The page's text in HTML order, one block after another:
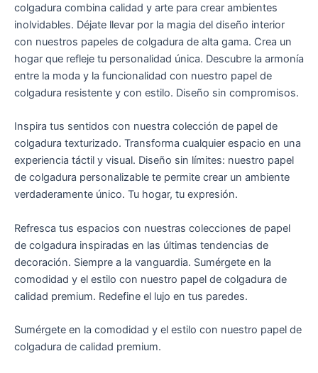
colgadura combina calidad y arte para crear ambientes
inolvidables. Déjate llevar por la magia del diseño interior
con nuestros papeles de colgadura de alta gama. Crea un
hogar que refleje tu personalidad única. Descubre la armonía
entre la moda y la funcionalidad con nuestro papel de
colgadura resistente y con estilo. Diseño sin compromisos.
Inspira tus sentidos con nuestra colección de papel de
colgadura texturizado. Transforma cualquier espacio en una
experiencia táctil y visual. Diseño sin límites: nuestro papel
de colgadura personalizable te permite crear un ambiente
verdaderamente único. Tu hogar, tu expresión.
Refresca tus espacios con nuestras colecciones de papel
de colgadura inspiradas en las últimas tendencias de
decoración. Siempre a la vanguardia. Sumérgete en la
comodidad y el estilo con nuestro papel de colgadura de
calidad premium. Redefine el lujo en tus paredes.
Sumérgete en la comodidad y el estilo con nuestro papel de
colgadura de calidad premium.